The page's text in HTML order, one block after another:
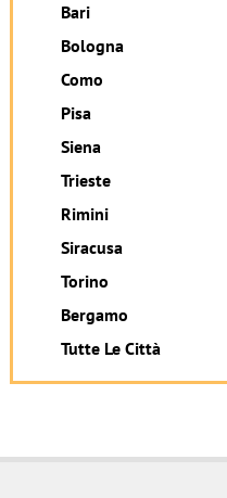
Bari
Bologna
Como
Pisa
Siena
Trieste
Rimini
Siracusa
Torino
Bergamo
Tutte Le Città